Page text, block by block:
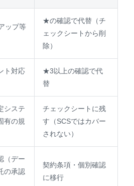
ップ等
★の確認で代替（チ
ェックシートから削
除）
ト対応
★3以上の確認で代
替
システ
有の規
チェックシートに残
す（SCSではカバー
されない）
（デー
の承認
契約条項・個別確認
に移行